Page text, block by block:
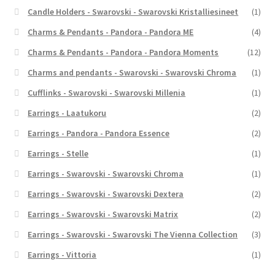
Candle Holders - Swarovski - Swarovski Kristalliesineet
(1)
Charms & Pendants - Pandora - Pandora ME
(4)
Charms & Pendants - Pandora - Pandora Moments
(12)
Charms and pendants - Swarovski - Swarovski Chroma
(1)
Cufflinks - Swarovski - Swarovski Millenia
(1)
Earrings - Laatukoru
(2)
Earrings - Pandora - Pandora Essence
(2)
Earrings - Stelle
(1)
Earrings - Swarovski - Swarovski Chroma
(1)
Earrings - Swarovski - Swarovski Dextera
(2)
Earrings - Swarovski - Swarovski Matrix
(2)
Earrings - Swarovski - Swarovski The Vienna Collection
(3)
Earrings - Vittoria
(1)